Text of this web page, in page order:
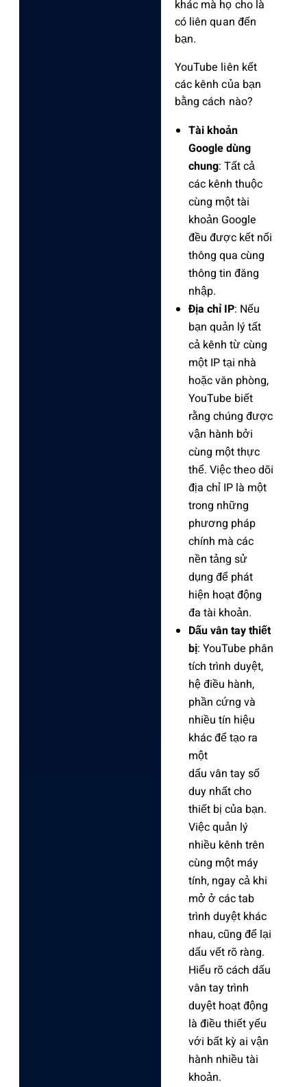
khác mà họ cho là
có liên quan đến
bạn.
YouTube liên kết
các kênh của bạn
bằng cách nào?
Tài khoản
Google dùng
chung: Tất cả
các kênh thuộc
cùng một tài
khoản Google
đều được kết nối
thông qua cùng
thông tin đăng
nhập.
Địa chỉ IP: Nếu
bạn quản lý tất
cả kênh từ cùng
một IP tại nhà
hoặc văn phòng,
YouTube biết
rằng chúng được
vận hành bởi
cùng một thực
thể. Việc theo dõi
địa chỉ IP là một
trong những
phương pháp
chính mà các
nền tảng sử
dụng để phát
hiện hoạt động
đa tài khoản.
Dấu vân tay thiết
bị: YouTube phân
tích trình duyệt,
hệ điều hành,
phần cứng và
nhiều tín hiệu
khác để tạo ra
một
dấu vân tay số
duy nhất cho
thiết bị của bạn.
Việc quản lý
nhiều kênh trên
cùng một máy
tính, ngay cả khi
mở ở các tab
trình duyệt khác
nhau, cũng để lại
dấu vết rõ ràng.
Hiểu rõ cách dấu
vân tay trình
duyệt hoạt động
là điều thiết yếu
với bất kỳ ai vận
hành nhiều tài
khoản.